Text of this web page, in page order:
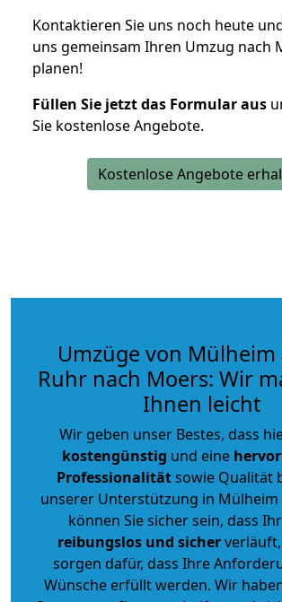
Kontaktieren Sie uns noch heute
uns gemeinsam Ihren Umzug nach
planen!
Füllen Sie jetzt das Formular aus
Sie kostenlose Angebote.
Kostenlose Angebote
Umzüge von Mülheim
Ruhr nach Moers: Wir
Ihnen leicht
Wir geben unser Bestes, dass
kostengünstig und eine
Professionalitätsowie Qualität
unserer Unterstützung in Mülheim
können Sie sicher sein, dass
reibungslos und sicher
sorgen dafür, dass Ihre
Wünsche erfüllt werden. Wir